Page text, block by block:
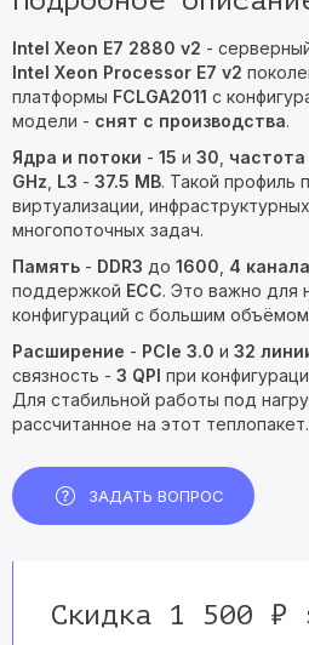
Intel Xeon E7 2880 v2 -
Intel Xeon Processor E7 v2
платформы FCLGA2011 с
модели - снят с производства.
Ядра и потоки - 15 и 30 частота
GHz L3 - 37.5 MB. Такой профиль
виртуализации,
многопоточных задач.
Память - DDR3 до 1600 4 канала
поддержкой ECC. Это важно для
конфигураций с большим
Расширение - PCIe 3.0 и 32
связность - 3 QPI при
Для стабильной работы под
рассчитанное на этот теплопакет.
ЗАДАТЬ ВОПРОС
Скидка 1 500 ₽